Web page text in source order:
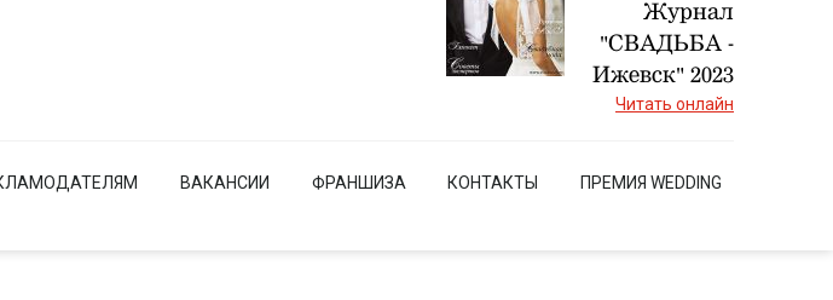
Журнал
"СВАДЬБА -
Ижевск" 2023
Читать онлайн
ВАКАНСИИ ФРАНШИЗА КОНТАКТЫ ПРЕМИЯ WEDDING